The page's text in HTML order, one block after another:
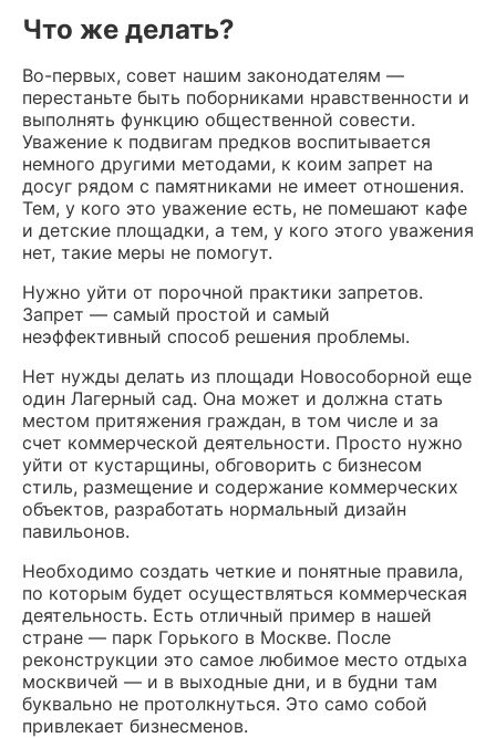
Что же делать?
Во-первых, совет нашим законодателям —
перестаньте быть поборниками нравственности и
выполнять функцию общественной совести.
Уважение к подвигам предков воспитывается
немного другими методами, к коим запрет на
досуг рядом с памятниками не имеет отношения.
Тем, у кого это уважение есть, не помешают кафе
и детские площадки, а тем, у кого этого уважения
нет, такие меры не помогут.
Нужно уйти от порочной практики запретов.
Запрет — самый простой и самый
неэффективный способ решения проблемы.
Нет нужды делать из площади Новособорной еще
один Лагерный сад. Она может и должна стать
местом притяжения граждан, в том числе и за
счет коммерческой деятельности. Просто нужно
уйти от кустарщины, обговорить с бизнесом
стиль, размещение и содержание коммерческих
объектов, разработать нормальный дизайн
павильонов.
Необходимо создать четкие и понятные правила,
по которым будет осуществляться коммерческая
деятельность. Есть отличный пример в нашей
стране — парк Горького в Москве. После
реконструкции это самое любимое место отдыха
москвичей — и в выходные дни, и в будни там
буквально не протолкнуться. Это само собой
привлекает бизнесменов.